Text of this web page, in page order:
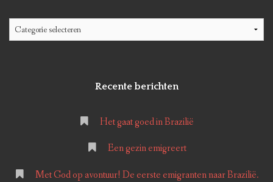
Categorieën
Recente berichten
Het gaat goed in Brazilië
Een gezin emigreert
Met God op avontuur! De eerste emigranten naar Brazilië.